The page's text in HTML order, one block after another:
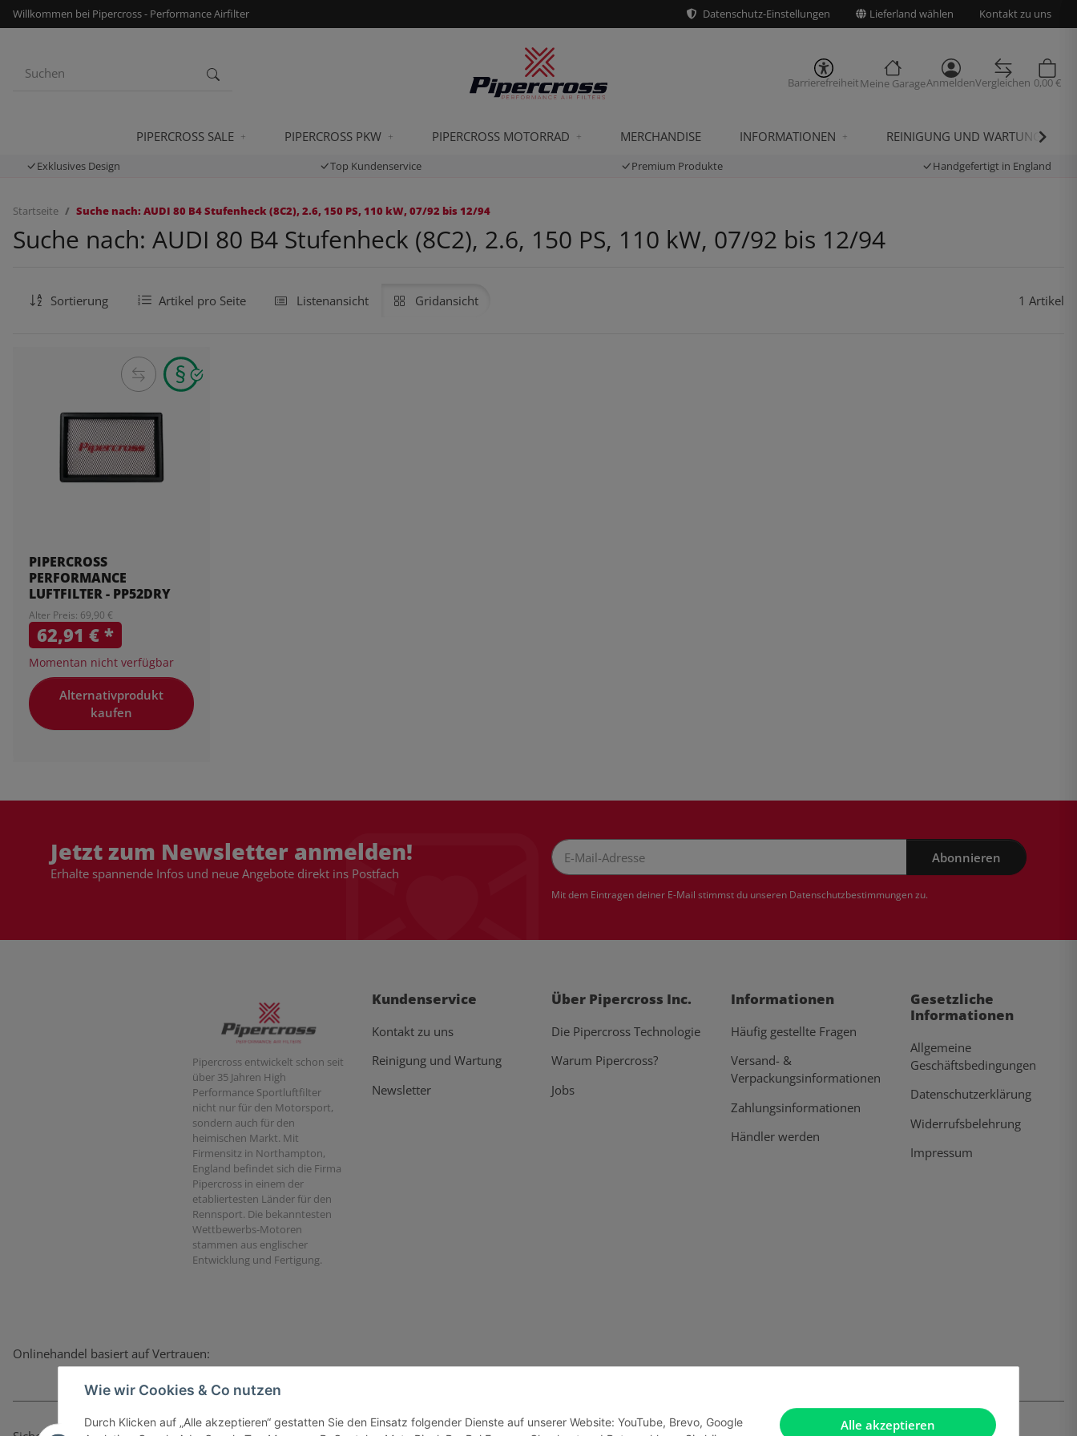
Alle akzeptieren
Wie wir Cookies & Co nutzen
Durch Klicken auf „Alle akzeptieren“ gestatten Sie den Einsatz folgender Dienste auf unserer Website: YouTube, Brevo, Google
Willkommen bei Pipercross - Performance Airfilter Datenschutz-Einstellungen Lieferland wählen Kontakt zu uns
BarrierefreiheitMeine GarageAnmeldenVergleichen 0,00 €
PIPERCROSS SALE PIPERCROSS PKW PIPERCROSS MOTORRAD MERCHANDISE INFORMATIONEN REINIGUNG UND WARTUNG
Exklusives Design Top Kundenservice Premium Produkte Handgefertigt in England
Startseite Suche nach: AUDI 80 B4 Stufenheck (8C2), 2.6, 150 PS, 110 kW, 07/92 bis 12/94
Suche nach: AUDI 80 B4 Stufenheck (8C2), 2.6, 150 PS, 110 kW, 07/92 bis 12/94
Sortierung Artikel pro Seite Listenansicht Gridansicht 1 Artikel
PIPERCROSS
PERFORMANCE
LUFTFILTER - PP52DRY
Alter Preis: 69,90 €
62,91 €*
Momentan nicht verfügbar
Alternativprodukt
kaufen
Jetzt zum Newsletter anmelden!
Erhalte spannende Infos und neue Angebote direkt ins Postfach
Abonnieren
Mit dem Eintragen deiner E-Mail stimmst du unseren Datenschutzbestimmungenzu.
Pipercross entwickelt schon seit
über 35 Jahren High
Performance Sportluftfilter
nicht nur für den Motorsport,
sondern auch für den
heimischen Markt. Mit
Firmensitz in Northampton,
England befindet sich die Firma
Pipercross in einem der
etabliertesten Länder für den
Rennsport. Die bekanntesten
Wettbewerbs-Motoren
stammen aus englischer
Entwicklung und Fertigung.
Kundenservice
Kontakt zu uns
Reinigung und Wartung
Newsletter
Über Pipercross Inc.
Die Pipercross Technologie
Warum Pipercross?
Jobs
Informationen
Häufig gestellte Fragen
Versand- &
Verpackungsinformationen
Zahlungsinformationen
Händler werden
Gesetzliche
Informationen
Allgemeine
Geschäftsbedingungen
Datenschutzerklärung
Widerrufsbelehrung
Impressum
Onlinehandel basiert auf Vertrauen: